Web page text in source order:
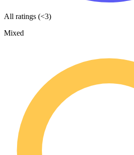
All ratings (<3)
Mixed